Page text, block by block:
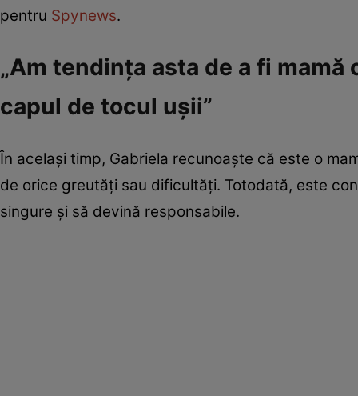
pentru Spynews.
„Am tendința asta de a fi mamă
capul de tocul ușii”
În același timp, Gabriela recunoaște că este o
de orice greutăți sau dificultăți. Totodată, este
singure și să devină responsabile.